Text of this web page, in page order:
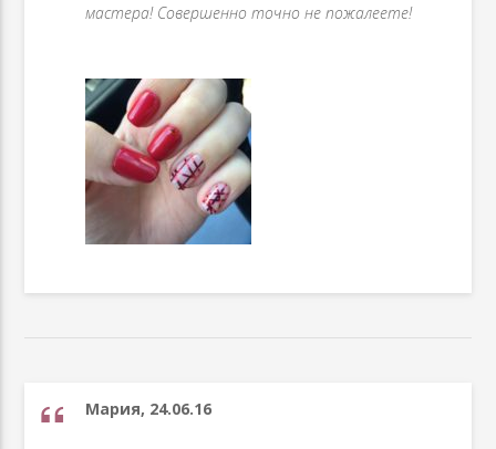
мастера! Совершенно точно не пожалеете!
Мария, 24.06.16